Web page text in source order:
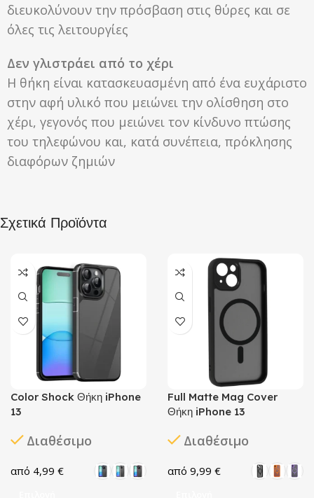
διευκολύνουν την πρόσβαση στις θύρες και σε
όλες τις λειτουργίες
Δεν γλιστράει από το χέρι
Η θήκη είναι κατασκευασμένη από ένα ευχάριστο
στην αφή υλικό που μειώνει την ολίσθηση στο
χέρι, γεγονός που μειώνει τον κίνδυνο πτώσης
του τηλεφώνου και, κατά συνέπεια, πρόκλησης
διαφόρων ζημιών
Σχετικά Προϊόντα
Color Shock Θήκη iPhone
13
Διαθέσιμο
4,99 €
Full Matte Mag Cover
Θήκη iPhone 13
Διαθέσιμο
9,99 €